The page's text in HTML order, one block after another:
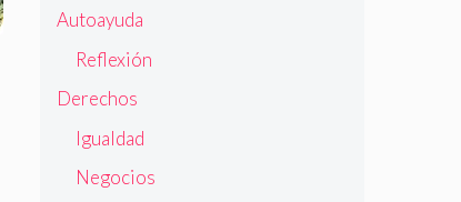
Autoayuda
Reflexión
Derechos
Igualdad
Negocios